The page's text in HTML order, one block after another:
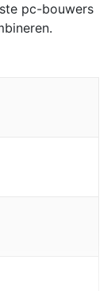
pc-bouwers